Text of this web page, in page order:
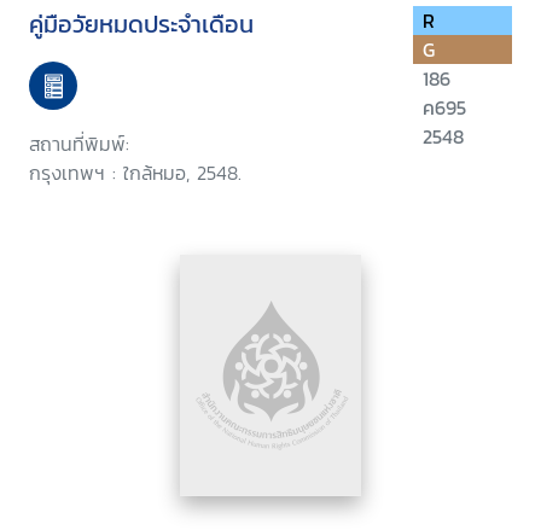
คู่มือวัยหมดประจำเดือน
สถานที่พิมพ์:
กรุงเทพฯ : ใกล้หมอ, 2548.
R
G
186
ค695
2548